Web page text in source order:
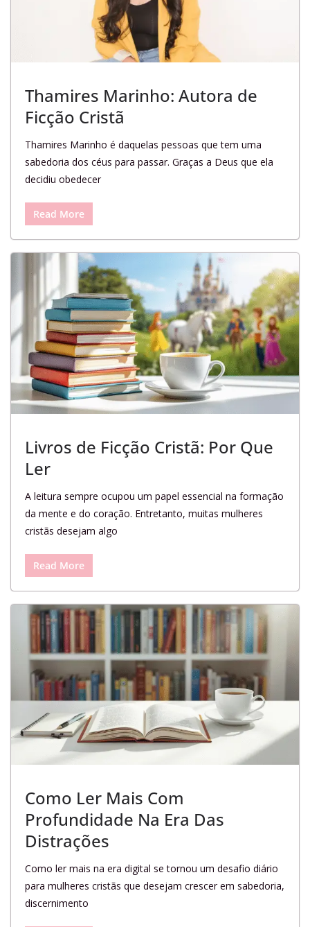
Thamires Marinho: Autora de
Ficção Cristã
Thamires Marinho é daquelas pessoas que tem uma
sabedoria dos céus para passar. Graças a Deus que ela
decidiu obedecer
Read More
Livros de Ficção Cristã: Por Que
Ler
A leitura sempre ocupou um papel essencial na formação
da mente e do coração. Entretanto, muitas mulheres
cristãs desejam algo
Read More
Como Ler Mais Com
Profundidade Na Era Das
Distrações
Como ler mais na era digital se tornou um desafio diário
para mulheres cristãs que desejam crescer em sabedoria,
discernimento